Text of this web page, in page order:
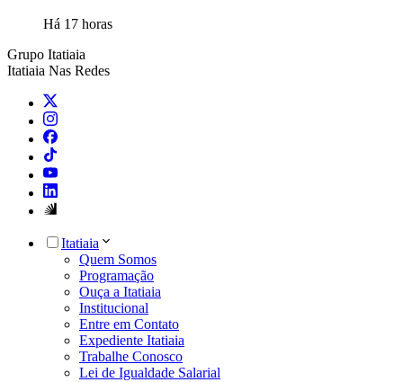
Há 17 horas
Grupo Itatiaia
Itatiaia Nas Redes
Itatiaia
Quem Somos
Programação
Ouça a Itatiaia
Institucional
Entre em Contato
Expediente Itatiaia
Trabalhe Conosco
Lei de Igualdade Salarial